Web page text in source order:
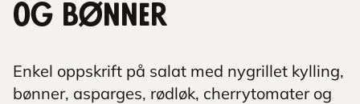
og bønner
Enkel oppskrift på salat med nygrillet kylling,
bønner, asparges, rødløk, cherrytomater og